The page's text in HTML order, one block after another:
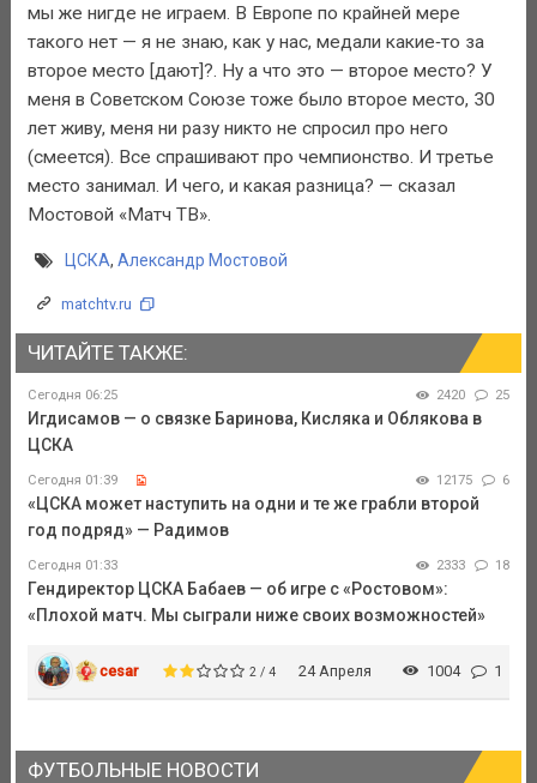
мы же нигде не играем. В Европе по крайней мере
такого нет — я не знаю, как у нас, медали какие‑то за
второе место [дают]?. Ну а что это — второе место? У
меня в Советском Союзе тоже было второе место, 30
лет живу, меня ни разу никто не спросил про него
(смеется). Все спрашивают про чемпионство. И третье
место занимал. И чего, и какая разница? — сказал
Мостовой «Матч ТВ».
ЦСКА, Александр Мостовой
matchtv.ru
ЧИТАЙТЕ ТАКЖЕ:
Сегодня 06:25 2420 25
Игдисамов — о связке Баринова, Кисляка и Облякова в
ЦСКА
Сегодня 01:39 12175 6
«ЦСКА может наступить на одни и те же грабли второй
год подряд» — Радимов
Сегодня 01:33 2333 18
Гендиректор ЦСКА Бабаев — об игре с «Ростовом»:
«Плохой матч. Мы сыграли ниже своих возможностей»
cesar 2 / 4 24 Апреля 1004 1
ФУТБОЛЬНЫЕ НОВОСТИ